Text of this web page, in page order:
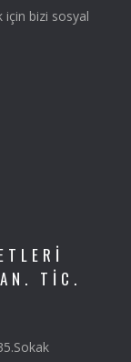
için bizi sosyal
TIC.